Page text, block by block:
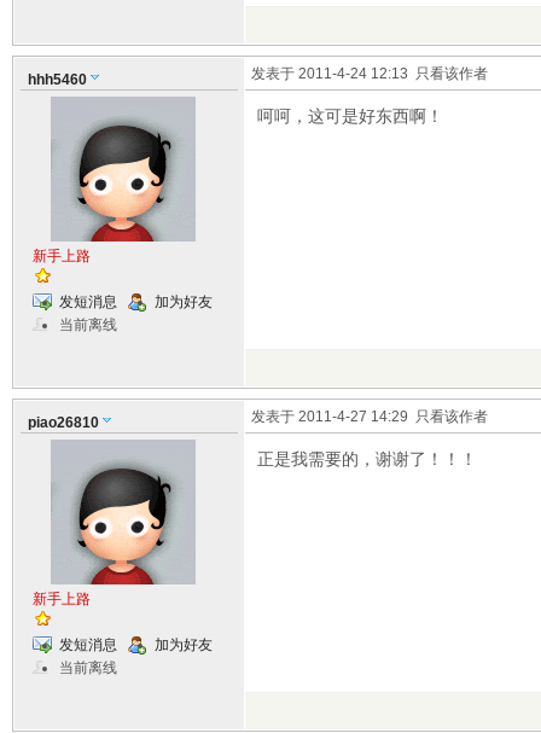
hhh5460
新手上路
发短消息
加为好友
当前离线
发表于 2011-4-24 12:13 只看该作者
呵呵，这可是好东西啊！
piao26810
新手上路
发短消息
加为好友
当前离线
发表于 2011-4-27 14:29 只看该作者
正是我需要的，谢谢了！！！